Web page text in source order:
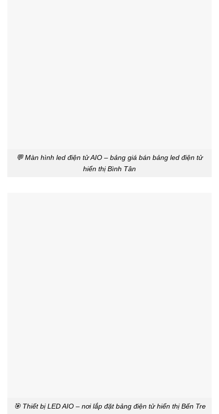
💬 Màn hình led điện tử AIO – bảng giá bán bảng led điện tử
hiển thị Bình Tân
🎯 Thiết bị LED AIO – nơi lắp đặt bảng điện tử hiển thị Bến Tre